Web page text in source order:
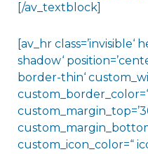
[/av_textblock]
[av_hr class=’invisible‘
shadow‘
border-thin‘
custom_icon_color=“